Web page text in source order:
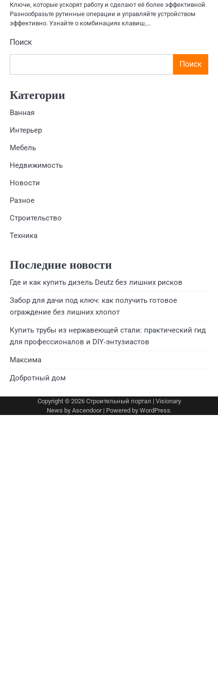
Ключи, которые ускорят работу и сделают её более эффективной.
Разнообразьте рутинные операции и управляйте устройством
эффективно. Узнайте о комбинациях клавиш,…
Поиск
Поиск
Категории
Ванная
Интерьер
Мебель
Недвижимость
Новости
Разное
Строительство
Техника
Последние новости
Где и как купить дизель Deutz без лишних рисков
Забор для дачи под ключ: как получить готовое
ограждение без лишних хлопот
Купить трубы из нержавеющей стали: практический гид
для профессионалов и DIY‑энтузиастов
Максима
Добротный дом
Copyright © 2026 Строительный портал | Visionary
News by Ascendoor| Powered by WordPress.